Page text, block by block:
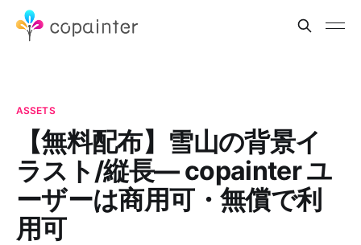
ASSETS
【無料配布】雪山の背景イ
ラスト/縦長— copainter ユ
ーザーは商用可・無償で利
用可